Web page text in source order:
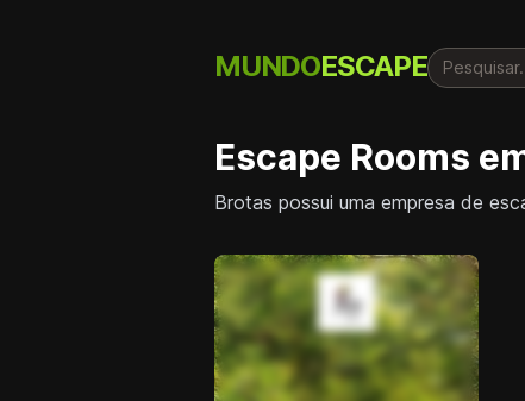
MUNDOESCAPE
Escape Rooms
Brotas possui uma empresa de